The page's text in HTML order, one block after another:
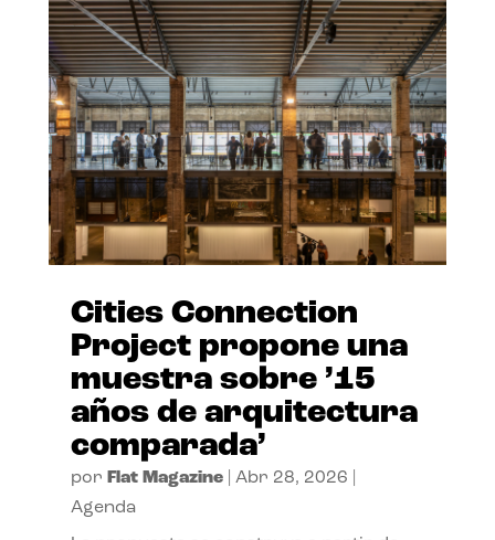
Cities Connection
Project propone una
muestra sobre ’15
años de arquitectura
comparada’
por Flat Magazine| Abr 28, 2026
Agenda